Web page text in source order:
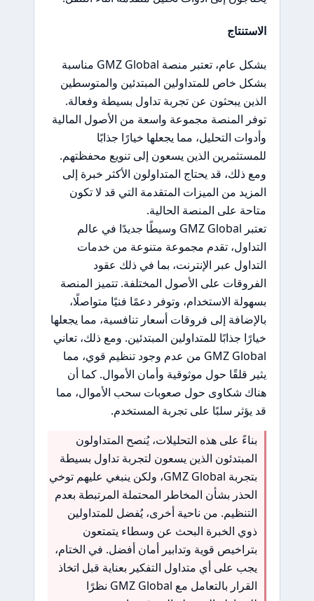
الاستنتاج
بشكل عام، تعتبر منصة GMZ Global مناسبة
بشكل خاص للمتداولين المبتدئين والمتوسطين
الذين يبحثون عن تجربة تداول بسيطة وفعالة.
توفر المنصة مجموعة واسعة من الأصول المالية
وأدوات التحليل، مما يجعلها خيارًا جذابًا
للمستثمرين الذين يسعون إلى تنويع محفظتهم.
ومع ذلك، قد يحتاج المتداولون الأكثر خبرة إلى
المزيد من الميزات المتقدمة التي قد لا تكون
متاحة على المنصة الحالية.
تعتبر GMZ Global وسيطًا جديدًا في عالم
التداول، تقدم مجموعة متنوعة من خدمات
التداول عبر الإنترنت، بما في ذلك عقود
الفروقات على الأصول المختلفة. تتميز المنصة
بسهولة الاستخدام، وتوفر دعمًا فنيًا متواصلًا،
بالإضافة إلى فروقات أسعار تنافسية، مما يجعلها
خيارًا جذابًا للمتداولين المبتدئين. ومع ذلك، تعاني
GMZ Global من عدم وجود تنظيم قوي، مما
يثير قلقًا حول موثوقية وأمان الأموال. كما أن
هناك شكاوى حول صعوبات سحب الأموال، مما
قد يؤثر سلبًا على تجربة المستخدم.
بناءً على هذه التحليلات، يُنصح المتداولون
المبتدئون الذين يسعون لتجربة تداول بسيطة
بتجربة GMZ Global، ولكن ينبغي عليهم توخي
الحذر بشأن المخاطر المحتملة المرتبطة بعدم
التنظيم. من ناحية أخرى، يُفضل للمتداولين
ذوي الخبرة البحث عن وسطاء يتمتعون
بتراخيص قوية وتدابير أمان أفضل. في الختام،
يجب على أي متداول التفكير بعناية قبل اتخاذ
القرار بالتعامل مع GMZ Global نظرًا